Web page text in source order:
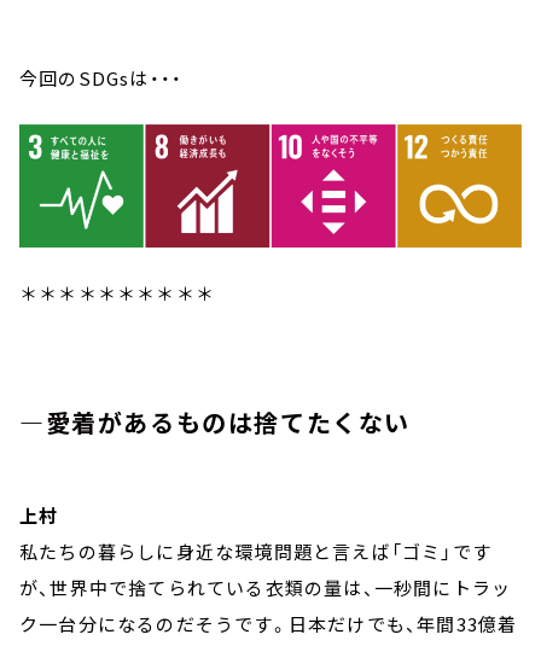
今回のSDGsは・・・
＊＊＊＊＊＊＊＊＊＊
―愛着があるものは捨てたくない
上村
私たちの暮らしに身近な環境問題と言えば「ゴミ」です
が、世界中で捨てられている衣類の量は、一秒間にトラッ
ク一台分になるのだそうです。日本だけでも、年間33億着